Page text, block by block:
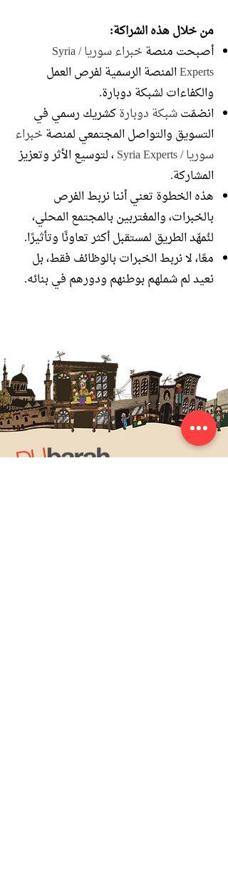
من خلال هذه الشراكة:
أصبحت منصة خبراء سوريا /Syria
Expertsالمنصة الرسمية لفرص العمل
والكفاءات لشبكة دوبارة.
انضمّتشبكة دوبارةكشريك رسمي في
التسويق والتواصل المجتمعي لمنصة خبراء
سوريا /
، لتوسيع الأثر وتعزيز
المشاركة.
هذه الخطوة تعني أننا نربط الفرص
بالخبرات، والمغتربين بالمجتمع المحلي،
لنُمهّد الطريق لمستقبل أكثر تعاونًا وتأثيرًا.
معًا، لا نربط الخبرات بالوظائف فقط، بل
نعيد لم شملهم بوطنهم ودورهم في بنائه.